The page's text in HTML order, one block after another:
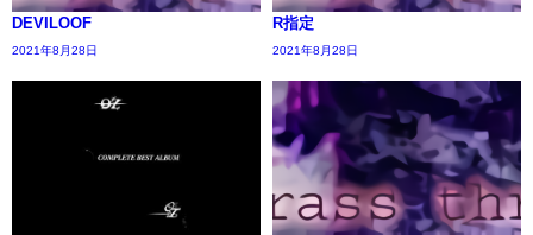
DEVILOOF
2021年8月28日
R指定
2021年8月28日